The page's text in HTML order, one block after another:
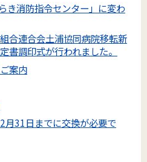
き消防指令センター」に変わ
合連合会土浦協同病院移転新
書調印式が行われました。
案内
月31日までに交換が必要で